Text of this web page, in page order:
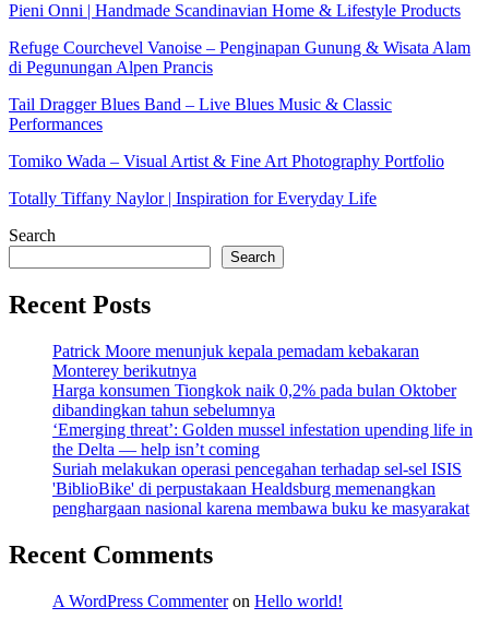
Pieni Onni | Handmade Scandinavian Home & Lifestyle Products
Refuge Courchevel Vanoise – Penginapan Gunung & Wisata Alam
di Pegunungan Alpen Prancis
Tail Dragger Blues Band – Live Blues Music & Classic
Performances
Tomiko Wada – Visual Artist & Fine Art Photography Portfolio
Totally Tiffany Naylor | Inspiration for Everyday Life
Search
Search
Recent Posts
Patrick Moore menunjuk kepala pemadam kebakaran
Monterey berikutnya
Harga konsumen Tiongkok naik 0,2% pada bulan Oktober
dibandingkan tahun sebelumnya
‘Emerging threat’: Golden mussel infestation upending life in
the Delta — help isn’t coming
Suriah melakukan operasi pencegahan terhadap sel-sel ISIS
'BiblioBike' di perpustakaan Healdsburg memenangkan
penghargaan nasional karena membawa buku ke masyarakat
Recent Comments
A WordPress Commenteron Hello world!